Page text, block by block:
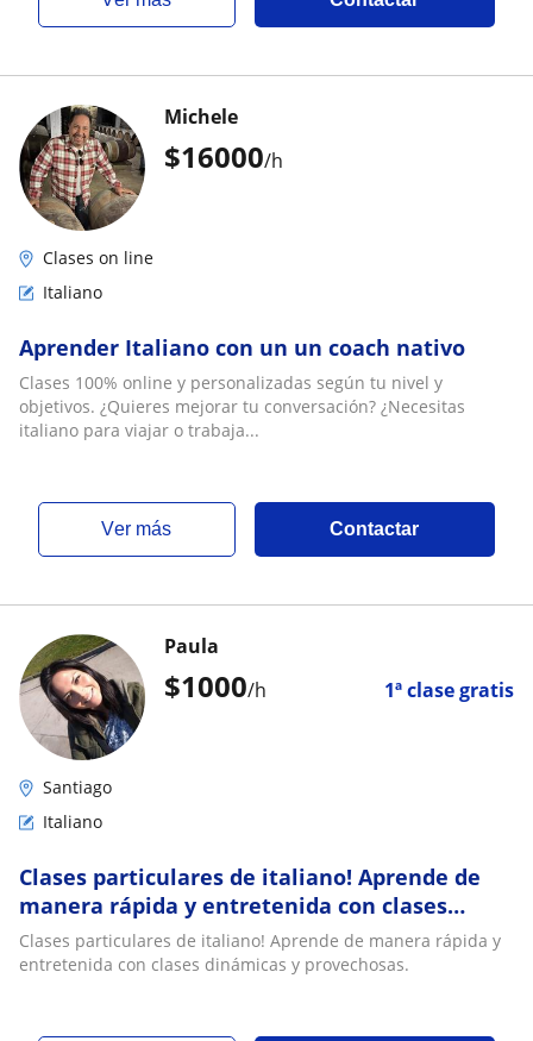
$16000/h
Michele
Clases on line
Italiano
Aprender Italiano con un un coach nativo
Clases 100% online y personalizadas según tu nivel y
objetivos. ¿Quieres mejorar tu conversación? ¿Necesitas
italiano para viajar o trabaja...
ver más Contactar
$1000/h 1ª clase gratis
Paula
Santiago
Italiano
Clases particulares de italiano! Aprende de
manera rápida y entretenida con clases
dinámicas y provechosas
Clases particulares de italiano! Aprende de manera rápida y
entretenida con clases dinámicas y provechosas.